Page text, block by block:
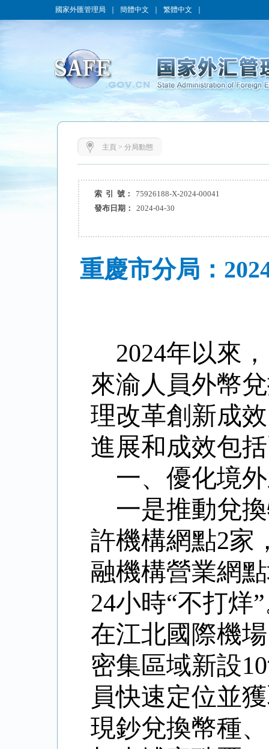
國家外匯管理局 簡體中文 繁體中文
主頁 > 分局動態
索 引 號：
75926188-X-2024-00041
發布日期：
2024-04-30
重慶市分局：
2024年以來
來渝人員外幣
理改革創新成
進展和成效包
一、優化境
一是推動兌
許機構網點2家
融機構營業網
24小時“不打烊
在江北國際機
密集區域新設
員快速定位並
現鈔兌換幣種